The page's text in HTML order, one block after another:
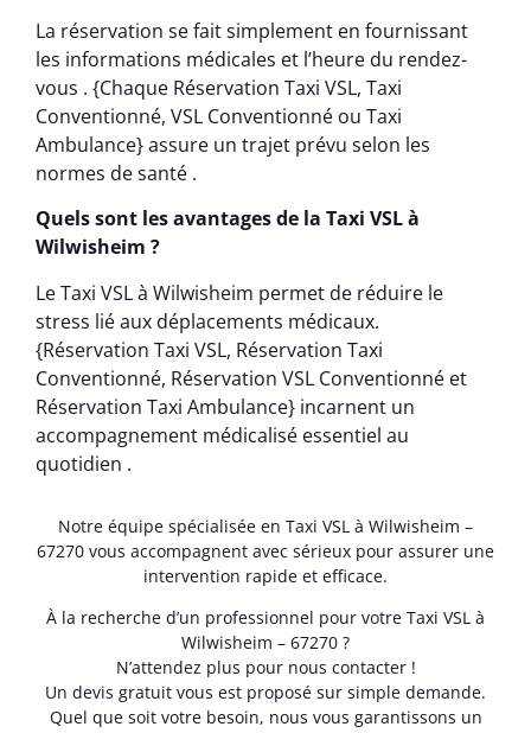
La réservation se fait simplement en fournissant
les informations médicales et l’heure du rendez-
vous . {Chaque Réservation Taxi VSL, Taxi
Conventionné, VSL Conventionné ou Taxi
Ambulance} assure un trajet prévu selon les
normes de santé .
Quels sont les avantages de la Taxi VSL à
Wilwisheim ?
Le Taxi VSL à Wilwisheim permet de réduire le
stress lié aux déplacements médicaux.
{Réservation Taxi VSL, Réservation Taxi
Conventionné, Réservation VSL Conventionné et
Réservation Taxi Ambulance} incarnent un
accompagnement médicalisé essentiel au
quotidien .
Notre équipe spécialisée en Taxi VSL à Wilwisheim –
67270 vous accompagnent avec sérieux pour assurer une
intervention rapide et efficace.
À la recherche d’un professionnel pour votre Taxi VSL à
Wilwisheim – 67270 ?
N’attendez plus pour nous contacter !
Un devis gratuit vous est proposé sur simple demande.
Quel que soit votre besoin, nous vous garantissons un